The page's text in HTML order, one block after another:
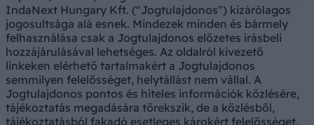
IndaNext Hungary Kft. ("Jogtulajdonos") kizárólagos
jogosultsága alá esnek. Mindezek minden és bármely
felhasználása csak a Jogtulajdonos előzetes írásbeli
hozzájárulásával lehetséges. Az oldalról kivezető
linkeken elérhető tartalmakért a Jogtulajdonos
semmilyen felelősséget, helytállást nem vállal. A
Jogtulajdonos pontos és hiteles információk közlésére,
tájékoztatás megadására törekszik, de a közlésből,
tájékoztatásból fakadó esetleges károkért felelősséget,